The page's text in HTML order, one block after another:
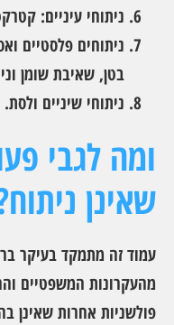
ניתוחי עיניים:
ניתוחים פלסטיים
בטן, שאיבת שומן
ניתוחי שיניים ולסת.
ומה לגבי
שאינן
עמוד זה מתמקד בעיקר
מהעקרונות המשפטיים
פולשניות אחרות שאינן